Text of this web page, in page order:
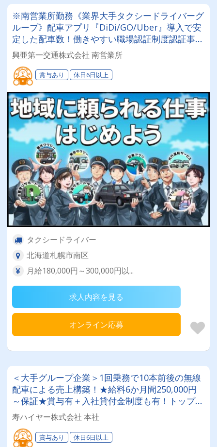
※南営業所勤務《業界大手タクシードライバーグ
ループ》配車アプリ『DiDi/GO/Uber』導入で安
定した配車数！働きやすい職場認証制度認証事業
所に認定◎未経験者でも安心してお仕事スタート
♪
興亜第一交通株式会社 南営業所
賞与あり 休日6日以上
タクシードライバー
北海道札幌市南区
月給180,000円～300,000円以...
求人内容を見る
オンライン応募
＜大手グループ企業＞1回乗務で10本前後の無線
配車による売上構築！★給料6か月間250,000円
～保証★賞与有＋入社貸付金制度も有！トップド
ライバーは月給400,000円以上◎未経験者応募OK
のタクシー会社
寿ハイヤー株式会社 本社
賞与あり 休日6日以上